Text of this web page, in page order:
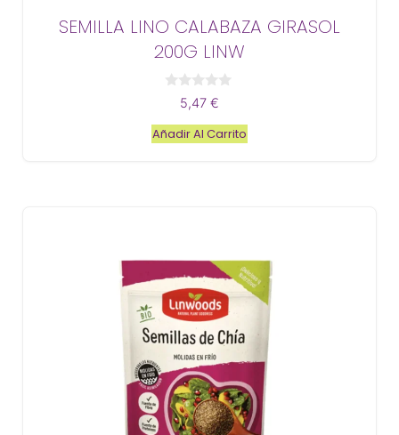
SEMILLA LINO CALABAZA GIRASOL
200G LINW
e
5
5,47 €
Añadir Al Carrito